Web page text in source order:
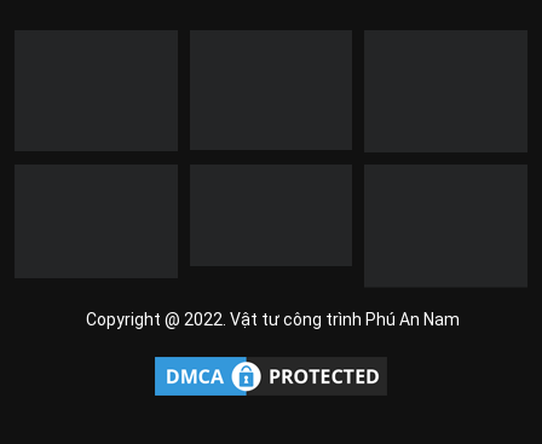
Copyright @ 2022. Vật tư công trình Phú An Nam